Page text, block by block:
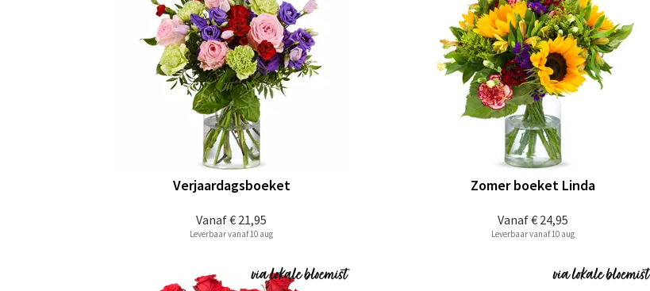
Vanaf€ 21,95
Verjaardagsboeket
Leverbaar vanaf 10 aug
Vanaf€ 24,95
Zomer boeket Linda
Leverbaar vanaf 10 aug